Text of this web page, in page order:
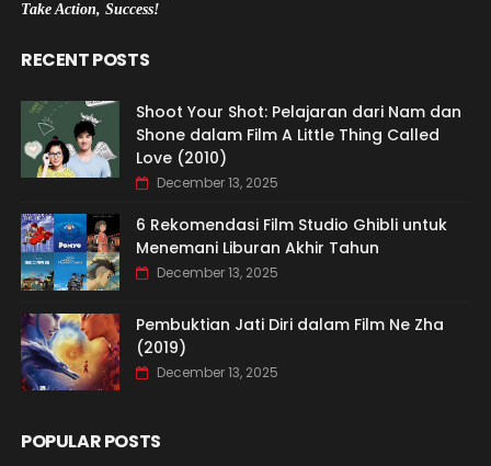
Take Action, Success!
RECENT POSTS
Shoot Your Shot: Pelajaran dari Nam dan
Shone dalam Film A Little Thing Called
Love (2010)
December 13, 2025
6 Rekomendasi Film Studio Ghibli untuk
Menemani Liburan Akhir Tahun
December 13, 2025
Pembuktian Jati Diri dalam Film Ne Zha
(2019)
December 13, 2025
POPULAR POSTS